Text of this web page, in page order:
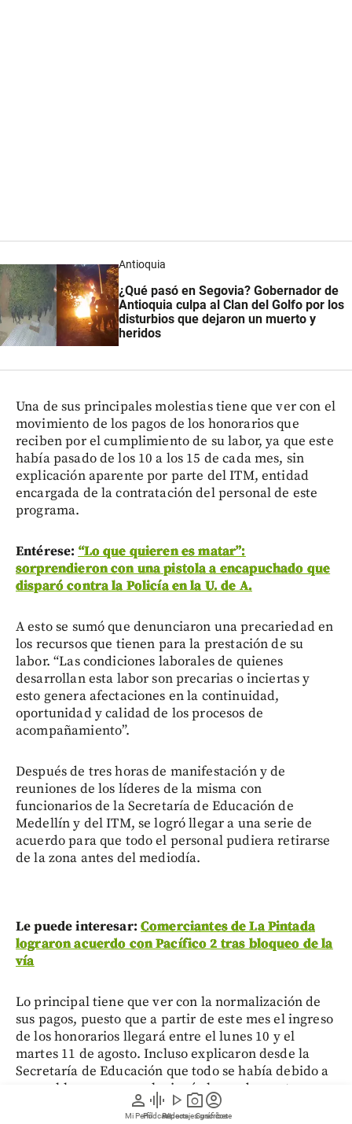
person
Mi Perfil
graphic_eq
Pódcast
play_arrow
Videos
photo_camera
Reportajes gráficos
account_circle
Suscríbete
Antioquia
¿Qué pasó en Segovia? Gobernador de
Antioquia culpa al Clan del Golfo por los
disturbios que dejaron un muerto y
heridos
Una de sus principales molestias tiene que ver con el
movimiento de los pagos de los honorarios que
reciben por el cumplimiento de su labor, ya que este
había pasado de los 10 a los 15 de cada mes, sin
explicación aparente por parte del ITM, entidad
encargada de la contratación del personal de este
programa.
Entérese: “Lo que quieren es matar”:
sorprendieron con una pistola a encapuchado que
disparó contra la Policía en la U. de A.
A esto se sumó que denunciaron una precariedad en
los recursos que tienen para la prestación de su
labor. “Las condiciones laborales de quienes
desarrollan esta labor son precarias o inciertas y
esto genera afectaciones en la continuidad,
oportunidad y calidad de los procesos de
acompañamiento”.
Después de tres horas de manifestación y de
reuniones de los líderes de la misma con
funcionarios de la Secretaría de Educación de
Medellín y del ITM, se logró llegar a una serie de
acuerdo para que todo el personal pudiera retirarse
de la zona antes del mediodía.
Le puede interesar: Comerciantes de La Pintada
lograron acuerdo con Pacífico 2 tras bloqueo de la
vía
Lo principal tiene que ver con la normalización de
sus pagos, puesto que a partir de este mes el ingreso
de los honorarios llegará entre el lunes 10 y el
martes 11 de agosto. Incluso explicaron desde la
Secretaría de Educación que todo se había debido a
un problema que se solucionó el pasado martes.